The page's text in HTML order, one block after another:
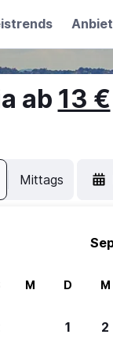
ab 13 €
Mittags
M D M
1 2